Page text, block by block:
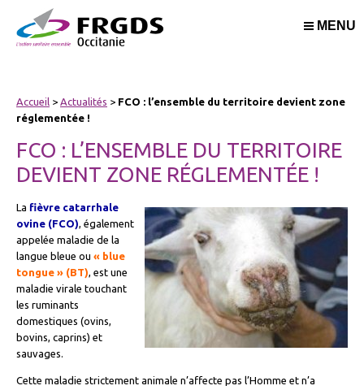
MENU
Accueil > Actualités > FCO : l’ensemble du territoire devient zone
réglementée !
FCO : L’ENSEMBLE DU TERRITOIRE
DEVIENT ZONE RÉGLEMENTÉE !
La fièvre catarrhale
ovine (FCO), également
appelée maladie de la
langue bleue ou « blue
tongue » (BT), est une
maladie virale touchant
les ruminants
domestiques (ovins,
bovins, caprins) et
sauvages.
Cette maladie strictement animale n’affecte pas l’Homme et n’a